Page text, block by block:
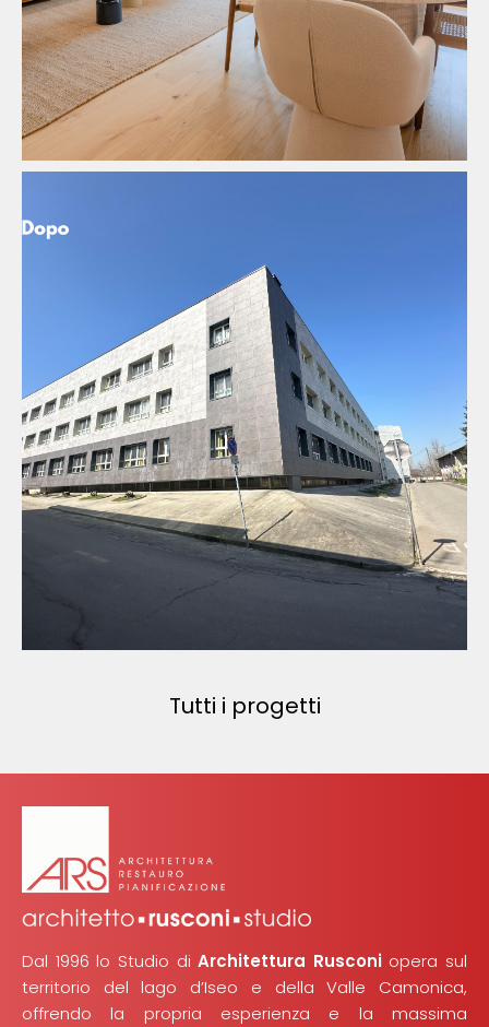
Tutti i progetti
Dal 1996 lo Studio diArchitettura Rusconiopera sul
territorio del lago d’Iseo e della Valle Camonica,
offrendo la propria esperienza e la massima